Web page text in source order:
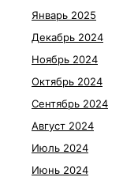
Январь 2025
Декабрь 2024
Ноябрь 2024
Октябрь 2024
Сентябрь 2024
Август 2024
Июль 2024
Июнь 2024